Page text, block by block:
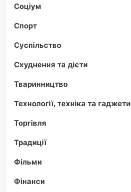
Соціум
Спорт
Суспільство
Схуднення та дієти
Тваринництво
Технології, техніка та гаджети
Торгівля
Традиції
Фільми
Фінанси